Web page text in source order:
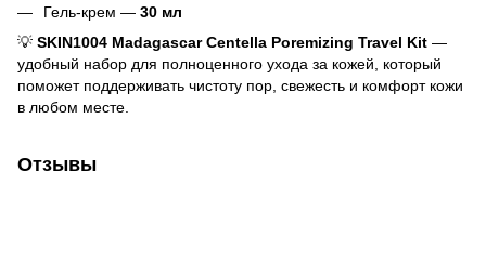
Гель-крем — 30 мл
💡 SKIN1004 Madagascar Centella Poremizing Travel Kit —
удобный набор для полноценного ухода за кожей, который
поможет поддерживать чистоту пор, свежесть и комфорт кожи
в любом месте.
Отзывы